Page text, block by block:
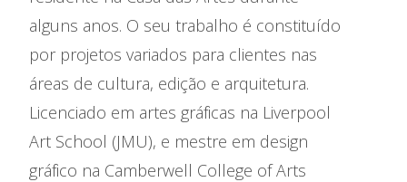
alguns anos. O seu trabalho é constituído
por projetos variados para clientes nas
áreas de cultura, edição e arquitetura.
Licenciado em artes gráficas na Liverpool
Art School (JMU), e mestre em design
gráfico na Camberwell College of Arts